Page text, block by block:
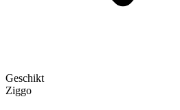
Geschikt
Ziggo